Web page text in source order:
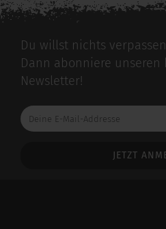
Du willst nichts
Dann abonniere unseren
Newsletter!
Deine
E-